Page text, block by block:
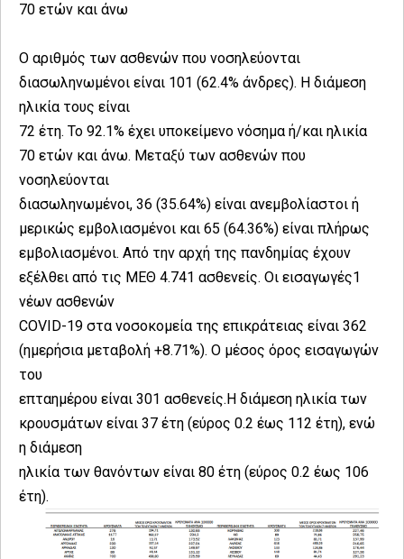
70 ετών και άνω
Ο αριθμός των ασθενών που νοσηλεύονται
διασωληνωμένοι είναι 101 (62.4% άνδρες). Η διάμεση
ηλικία τους είναι
72 έτη. To 92.1% έχει υποκείμενο νόσημα ή/και ηλικία
70 ετών και άνω. Μεταξύ των ασθενών που
νοσηλεύονται
διασωληνωμένοι, 36 (35.64%) είναι ανεμβολίαστοι ή
μερικώς εμβολιασμένοι και 65 (64.36%) είναι πλήρως
εμβολιασμένοι. Από την αρχή της πανδημίας έχουν
εξέλθει από τις ΜΕΘ 4.741 ασθενείς. Οι εισαγωγές1
νέων ασθενών
COVID-19 στα νοσοκομεία της επικράτειας είναι 362
(ημερήσια μεταβολή +8.71%). Ο μέσος όρος εισαγωγών
του
επταημέρου είναι 301 ασθενείς.Η διάμεση ηλικία των
κρουσμάτων είναι 37 έτη (εύρος 0.2 έως 112 έτη), ενώ
η διάμεση
ηλικία των θανόντων είναι 80 έτη (εύρος 0.2 έως 106
έτη).